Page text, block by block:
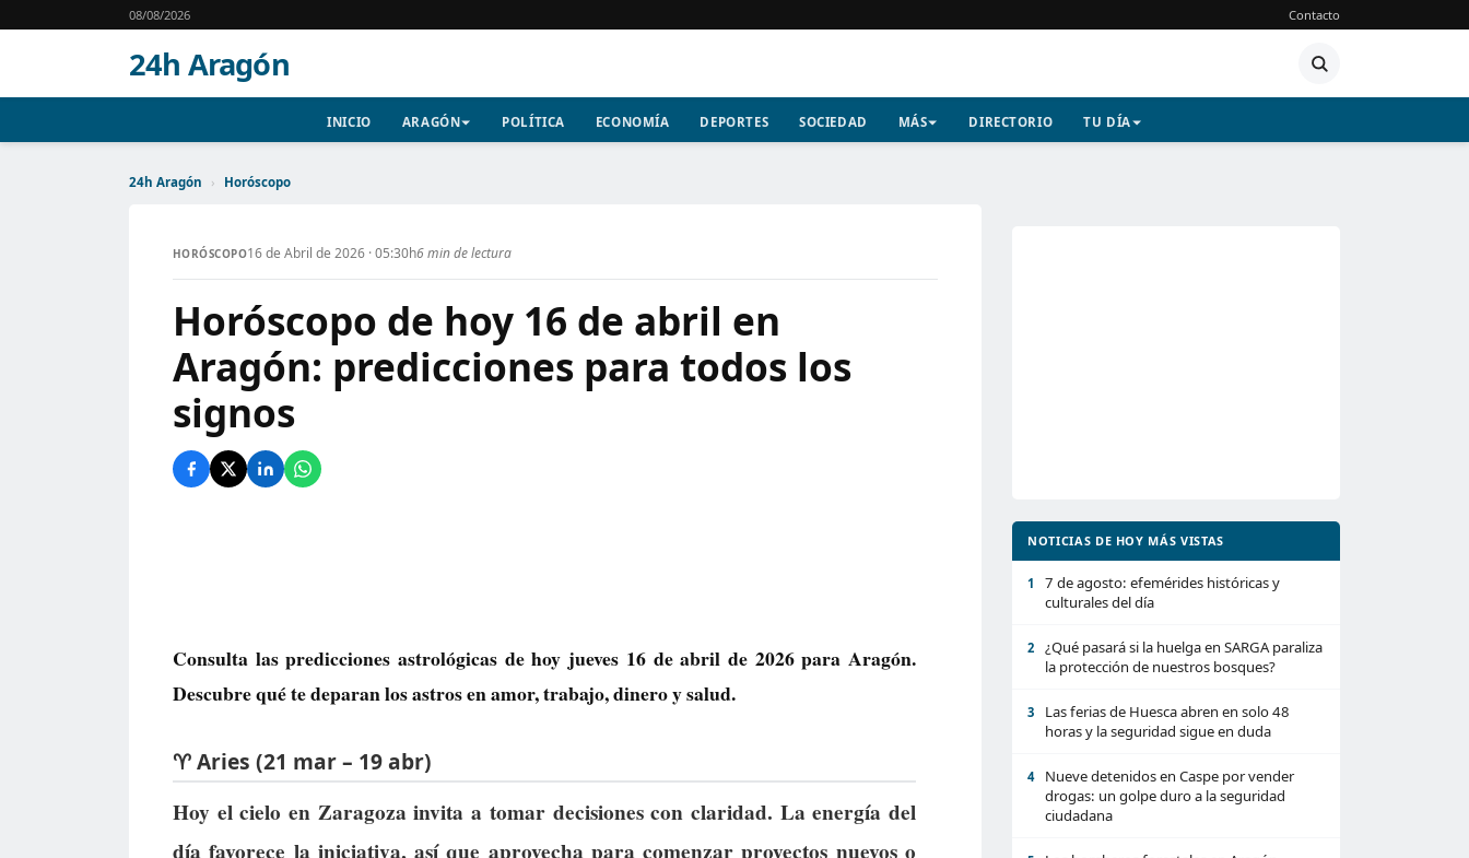
08/08/2026 Contacto
24h Aragón
INICIO ARAGÓN POLÍTICA ECONOMÍA DEPORTES SOCIEDAD MÁS DIRECTORIO TU DÍA
24h Aragón › Horóscopo
HORÓSCOPO16 de Abril de 2026 · 05:30h6 min de lectura
Horóscopo de hoy 16 de abril en
Aragón: predicciones para todos los
signos
Consulta las predicciones astrológicas de hoy jueves 16 de abril de 2026 para Aragón.
Descubre qué te deparan los astros en amor, trabajo, dinero y salud.
♈ Aries (21 mar – 19 abr)
Hoy el cielo en Zaragoza invita a tomar decisiones con claridad. La energía del
día favorece la iniciativa, así que aprovecha para comenzar proyectos nuevos o
NOTICIAS DE HOY MÁS VISTAS
1
7 de agosto: efemérides históricas y
culturales del día
2
¿Qué pasará si la huelga en SARGA paraliza
la protección de nuestros bosques?
3
Las ferias de Huesca abren en solo 48
horas y la seguridad sigue en duda
4
Nueve detenidos en Caspe por vender
drogas: un golpe duro a la seguridad
ciudadana